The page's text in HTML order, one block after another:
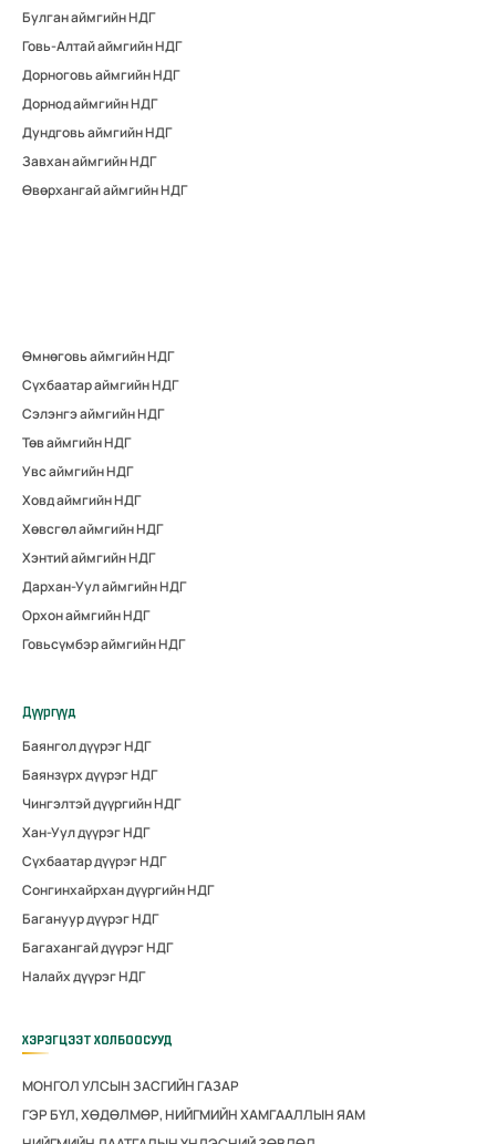
Булган аймгийн НДГ
Говь-Алтай аймгийн НДГ
Дорноговь аймгийн НДГ
Дорнод аймгийн НДГ
Дундговь аймгийн НДГ
Завхан аймгийн НДГ
Өвөрхангай аймгийн НДГ
Өмнөговь аймгийн НДГ
Сүхбаатар аймгийн НДГ
Сэлэнгэ аймгийн НДГ
Төв аймгийн НДГ
Увс аймгийн НДГ
Ховд аймгийн НДГ
Хөвсгөл аймгийн НДГ
Хэнтий аймгийн НДГ
Дархан-Уул аймгийн НДГ
Орхон аймгийн НДГ
Говьсүмбэр аймгийн НДГ
Дүүргүүд
Баянгол дүүрэг НДГ
Баянзүрх дүүрэг НДГ
Чингэлтэй дүүргийн НДГ
Хан-Уул дүүрэг НДГ
Сүхбаатар дүүрэг НДГ
Сонгинхайрхан дүүргийн НДГ
Багануур дүүрэг НДГ
Багахангай дүүрэг НДГ
Налайх дүүрэг НДГ
ХЭРЭГЦЭЭТ ХОЛБООСУУД
МОНГОЛ УЛСЫН ЗАСГИЙН ГАЗАР
ГЭР БҮЛ, ХӨДӨЛМӨР, НИЙГМИЙН ХАМГААЛЛЫН ЯАМ